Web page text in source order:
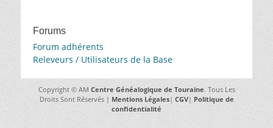
Forums
Forum adhérents
Releveurs / Utilisateurs de la Base
Copyright © AM Centre Généalogique de Touraine. Tous Les
Droits Sont Réservés | Mentions Légales| CGV| Politique de
confidentialité